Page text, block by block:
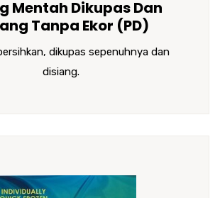
Mentah Dikupas Dan
Tanpa Ekor (PD)
dikupas sepenuhnya dan
disiang.